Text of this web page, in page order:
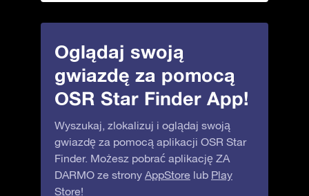
Oglądaj swoją
gwiazdę za pomocą
OSR Star Finder App!
Wyszukaj, zlokalizuj i oglądaj swoją
gwiazdę za pomocą aplikacji OSR Star
Finder. Możesz pobrać aplikację ZA
DARMO ze strony AppStore lub Play
Store!